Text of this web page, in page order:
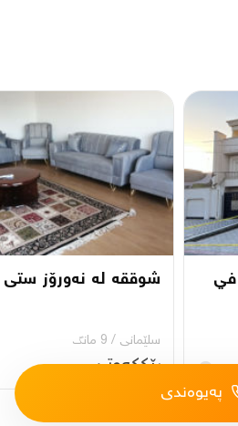
في
شوققە لە نەورۆز ستی
سلێمانی / 9 مانگ
ڕێککەوتن
پەیوەندی